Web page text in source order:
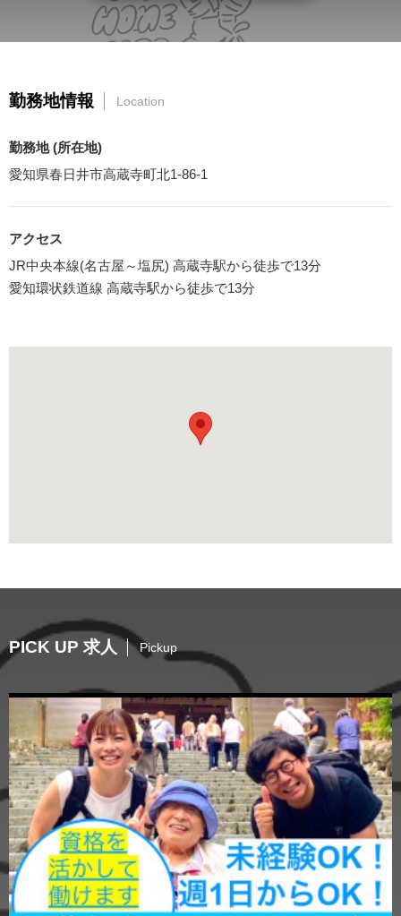
勤務地情報 Location
勤務地 (所在地)
愛知県春日井市高蔵寺町北1-86-1
アクセス
JR中央本線(名古屋～塩尻) 高蔵寺駅から徒歩で13分
愛知環状鉄道線 高蔵寺駅から徒歩で13分
PICK UP 求人 Pickup